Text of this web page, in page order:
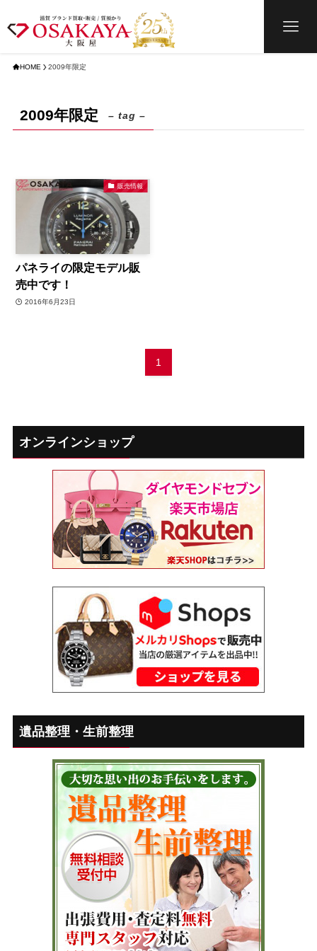
HOME 2009年限定
2009年限定 – tag –
販売情報
パネライの限定モデル販
売中です！
2016年6月23日
1
オンラインショップ
遺品整理・生前整理